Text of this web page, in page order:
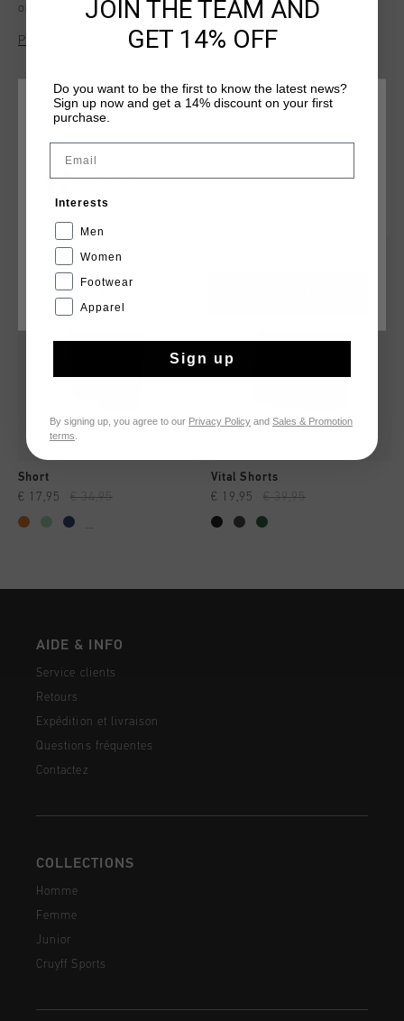
on the front, these slim-fit shorts offer a modern, athletic
look with ultimate comfort. Perfect for sports, training, or
casual wear, they are a versatile and stylish addition to any
Plus d’information
TU POURRAIS AIMER
Short
€ 17,95 € 34,95
...
Vital Shorts
€ 19,95 € 39,95
AIDE & INFO
Service clients
Retours
Expédition et livraison
Questions fréquentes
Contactez
COLLECTIONS
Homme
Femme
Junior
Cruyff Sports
CHOISISSEZ VOTRE EMPLACEMENT ET VOTRE
France
JOIN THE TEAM AND
GET 14% OFF
Do you want to be the first to know the latest news?
Sign up now and get a 14% discount on your first
purchase.
Interests
Men
Women
Footwear
Apparel
Sign up
By signing up, you agree to our Privacy Policy and Sales & Promotion
terms